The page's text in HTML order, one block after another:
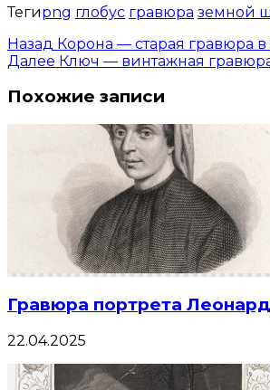
Тегиpng глобус гравюра земной
Назад Корона — старая гравюра
Далее Ключ — винтажная
Похожие записи
Гравюра портрета
22.04.2025